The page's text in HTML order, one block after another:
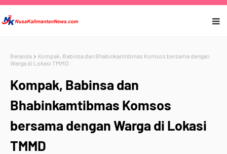
Beranda
Kompak, Babinsa dan Bhabinkamtibmas Komsos bersama dengan
Warga di Lokasi TMMD
Kompak, Babinsa dan
Bhabinkamtibmas Komsos
bersama dengan Warga di Lokasi
TMMD